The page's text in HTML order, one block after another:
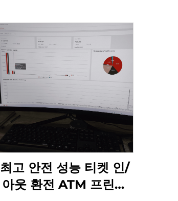
최고 안전 성능 티켓 인/
아웃 환전 ATM 프린터